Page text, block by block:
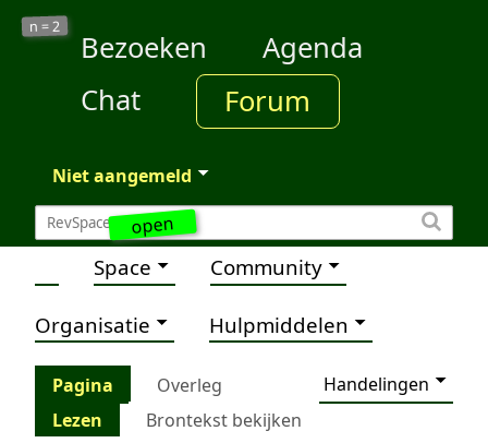
open
n =2
Bezoeken
Agenda
Chat
Forum
Niet aangemeld
Space Community
Organisatie Hulpmiddelen
Pagina Overleg
Handelingen
Lezen
Brontekst bekijken